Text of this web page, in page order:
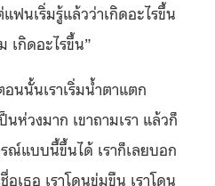
ฟนเริ่มรู้แล้วว่าเกิดอะไรขึ้น
เกิดอะไรขึ้น”
นนั้นเราเริ่มน้ำตาแตก
ห่วงมาก เขาถามเรา แล้วก็
ณ์แบบนี้ขึ้นได้ เราก็เลยบอก
อเธอ เราโดนข่มขืน เราโดน